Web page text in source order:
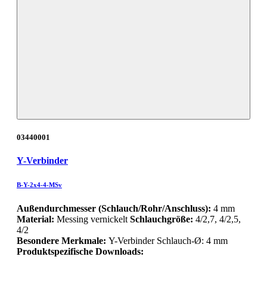
03440001
Y-Verbinder
B-Y-2x4-4-MSv
Außendurchmesser (Schlauch/Rohr/Anschluss): 4 mm
Material: Messing vernickelt Schlauchgröße: 4/2,7, 4/2,5,
4/2
Besondere Merkmale: Y-Verbinder Schlauch-Ø: 4 mm
Produktspezifische Downloads: